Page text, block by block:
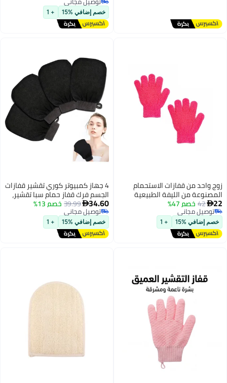
الاستحمام
الطبيعية
وإزالة الجلد
مزدوجة
للبالغين
4 جهاز كمبيوتر كوري تقشير قفازات
الجسم فرك قفاز حمام سبا تقشير،
مزدوج الجانب عميق نظيف تقشير
فرك قفازات، ميت الجلد إزالة قفاز
عميق الجسم فرك للنساء والرجال
34.60 خصم 13%
توصيل مجاني
خصم إضافي %15